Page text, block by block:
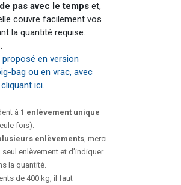
pas avec le temps et,
couvre facilement vos
la quantité requise.
en version
bag ou en vrac, avec
ici.
à 1 enlèvement unique
fois).
enlèvements, merci
enlèvement et d’indiquer
la quantité.
de 400 kg, il faut